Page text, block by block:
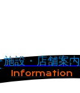
施設・店舗案内
Information